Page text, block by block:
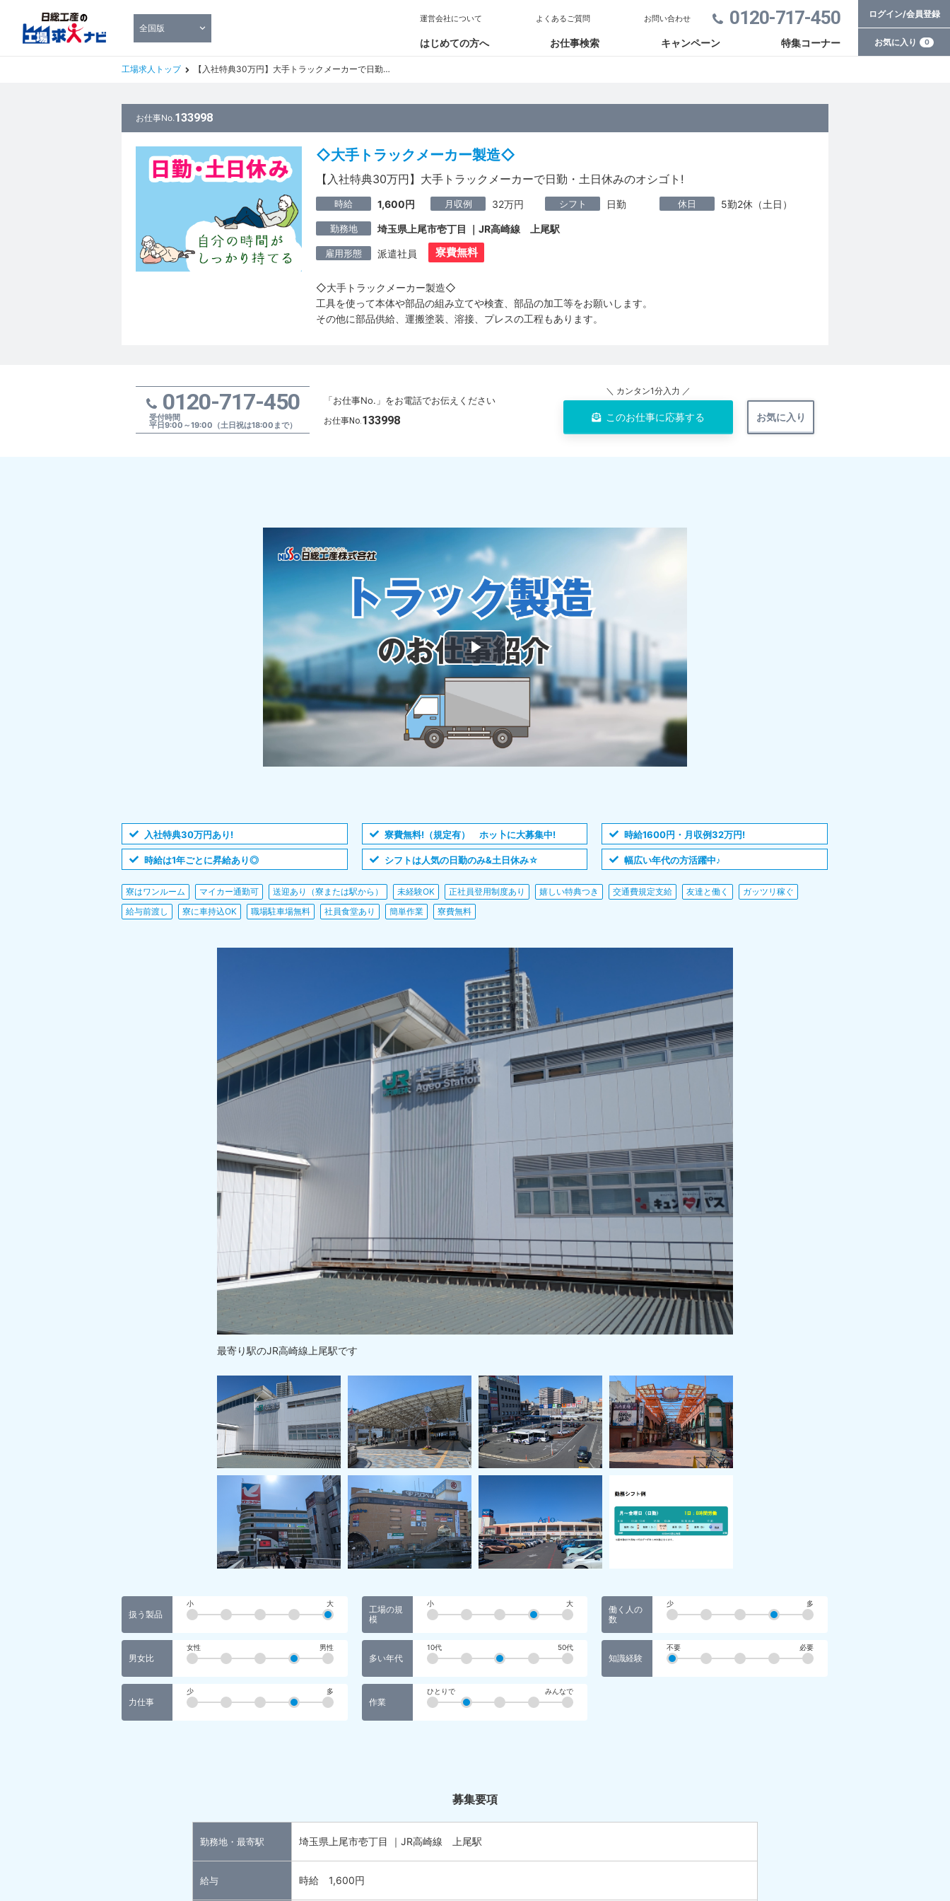
全国版 0120-717-450
はじめての方へ お仕事検索 キャンペーン 特集コーナー
運営会社について よくあるご質問 お問い合わせ ログイン/会員登録
お気に入り 0
工場求人トップ 【入社特典30万円】大手トラックメーカーで日勤・土日休みのオシゴト!
お仕事No.133998
◇大手トラックメーカー製造◇
【入社特典30万円】大手トラックメーカーで日勤・土日休みのオシゴト!
時給 1,600円 月収例 32万円 シフト 日勤 休日 5勤2休（土日）
勤務地 埼玉県上尾市壱丁目 ｜JR高崎線 上尾駅
雇用形態 派遣社員 寮費無料
◇大手トラックメーカー製造◇
工具を使って本体や部品の組み立てや検査、部品の加工等をお願いします。
その他に部品供給、運搬塗装、溶接、プレスの工程もあります。
0120-717-450
受付時間
平日9:00～19:00（土日祝は18:00まで）
「お仕事No.」をお電話でお伝えください
お仕事No. 133998
＼ カンタン1分入力 ／
このお仕事に応募する お気に入り
入社特典30万円あり! 寮費無料!（規定有） ホッ卜に大募集中! 時給1600円・月収例32万円!
時給は1年ごとに昇給あり◎ シフトは人気の日勤のみ&土日休み☆ 幅広い年代の方活躍中♪
寮はワンルーム マイカー通勤可 送迎あり（寮または駅から） 未経験OK 正社員登用制度あり 嬉しい特典つき 交通費規定支給 友達と働く
ガッツリ稼ぐ
給与前渡し
寮に車持込OK 職場駐車場無料 社員食堂あり 簡単作業 寮費無料
最寄り駅のJR高崎線上尾駅です
扱う製品
小 大
工場の規
模
小 大
働く人の
数
少 多
男女比
女性 男性
多い年代
10代 50代
知識経験
不要 必要
力仕事
少 多
作業
ひとりで みんなで
募集要項
勤務地・最寄駅 埼玉県上尾市壱丁目 ｜JR高崎線 上尾駅
給与 時給 1,600円